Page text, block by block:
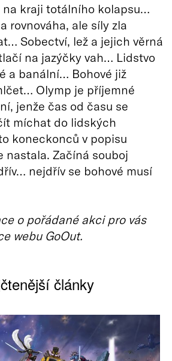
na kraji totálního kolapsu…
rovnováha, ale síly zla
Sobectví, lež a jejich věrná
na jazýčky vah… Lidstvo
a banální… Bohové již
Olymp je příjemné
jenže čas od času se
míchat do lidských
koneckonců v popisu
nastala. Začíná souboj
nejdřív se bohové musí
o pořádané akci pro vás
webu GoOut.
články